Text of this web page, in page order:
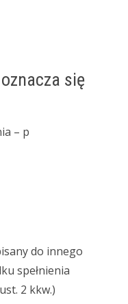
się
– p
do innego
spełnienia
2 kkw.)